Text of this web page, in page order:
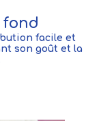
fond
facile et
son goût et la